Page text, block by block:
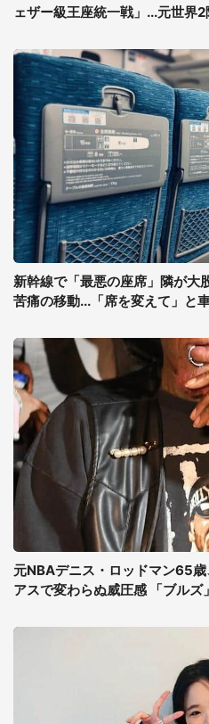
ェザー級王座統一戦」...元世界
新幹線で「最悪の座席」隣が大
苦痛の移動...「席を変えて」と
元NBAデニス・ロッドマン65
アスで変わらぬ威圧感 「ブルズ